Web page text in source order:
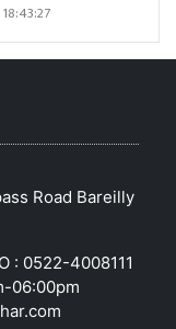
Road Bareilly
: 0522-4008111
06:00pm